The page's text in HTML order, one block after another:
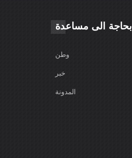
بحاجة الى مساعدة
وطن
خبر
المدونة